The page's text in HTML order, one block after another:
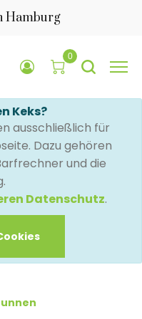
Hamburg
0
Keks?
ausschließlich für
Dazu gehören
und die
Datenschutz.